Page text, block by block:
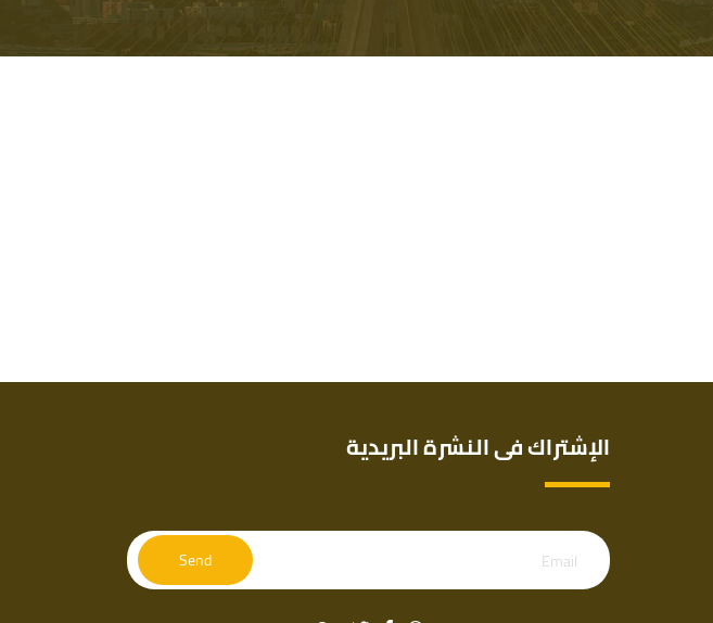
الإشتراك فى النشرة البريدية
Email